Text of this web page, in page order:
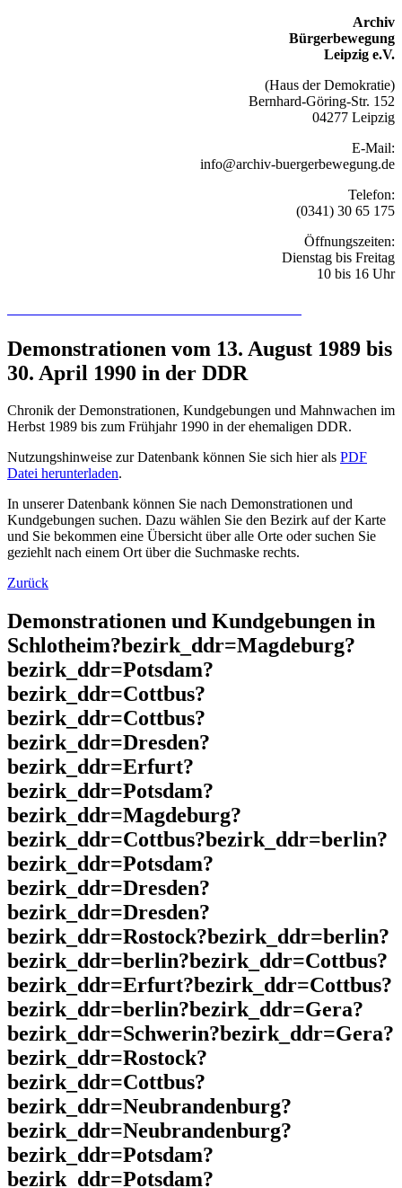
Archiv
Bürgerbewegung
Leipzig e.V.
(Haus der Demokratie)
Bernhard-Göring-Str. 152
04277 Leipzig
E-Mail:
info@archiv-buergerbewegung.de
Telefon:
(0341) 30 65 175
Öffnungszeiten:
Dienstag bis Freitag
10 bis 16 Uhr
Demonstrationen vom 13. August 1989 bis
30. April 1990 in der DDR
Chronik der Demonstrationen, Kundgebungen und Mahnwachen im
Herbst 1989 bis zum Frühjahr 1990 in der ehemaligen DDR.
Nutzungshinweise zur Datenbank können Sie sich hier als PDF
Datei herunterladen.
In unserer Datenbank können Sie nach Demonstrationen und
Kundgebungen suchen. Dazu wählen Sie den Bezirk auf der Karte
und Sie bekommen eine Übersicht über alle Orte oder suchen Sie
geziehlt nach einem Ort über die Suchmaske rechts.
Zurück
Demonstrationen und Kundgebungen in
Schlotheim?bezirk_ddr=Magdeburg?
bezirk_ddr=Potsdam?
bezirk_ddr=Cottbus?
bezirk_ddr=Cottbus?
bezirk_ddr=Dresden?
bezirk_ddr=Erfurt?
bezirk_ddr=Potsdam?
bezirk_ddr=Magdeburg?
bezirk_ddr=Cottbus?bezirk_ddr=berlin?
bezirk_ddr=Potsdam?
bezirk_ddr=Dresden?
bezirk_ddr=Dresden?
bezirk_ddr=Rostock?bezirk_ddr=berlin?
bezirk_ddr=berlin?bezirk_ddr=Cottbus?
bezirk_ddr=Erfurt?bezirk_ddr=Cottbus?
bezirk_ddr=berlin?bezirk_ddr=Gera?
bezirk_ddr=Schwerin?bezirk_ddr=Gera?
bezirk_ddr=Rostock?
bezirk_ddr=Cottbus?
bezirk_ddr=Neubrandenburg?
bezirk_ddr=Neubrandenburg?
bezirk_ddr=Potsdam?
bezirk_ddr=Potsdam?